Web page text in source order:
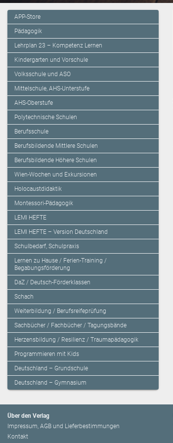
APP-Store
Pädagogik
Lehrplan 23 – Kompetenz Lernen
Kindergarten und Vorschule
Volksschule und ASO
Mittelschule, AHS-Unterstufe
AHS-Oberstufe
Polytechnische Schulen
Berufsschule
Berufsbildende Mittlere Schulen
Berufsbildende Höhere Schulen
Wien-Wochen und Exkursionen
Holocaustdidaktik
Montessori-Pädagogik
LEMI HEFTE
LEMI HEFTE – Version Deutschland
Schulbedarf, Schulpraxis
Lernen zu Hause / Ferien-Training /
Begabungsförderung
DaZ / Deutsch-Förderklassen
Schach
Weiterbildung / Berufsreifeprüfung
Sachbücher / Fachbücher / Tagungsbände
Herzensbildung / Resilienz / Traumapädagogik
Programmieren mit Kids
Deutschland – Grundschule
Deutschland – Gymnasium
Über den Verlag
Impressum, AGB und Lieferbestimmungen
Kontakt